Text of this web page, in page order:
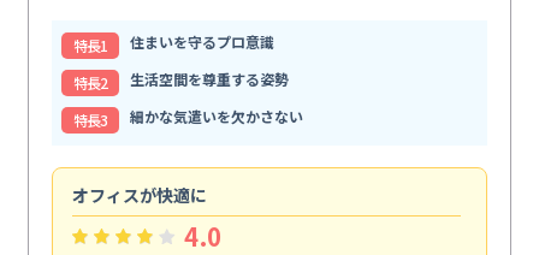
特⻑1
住まいを守るプロ意識
特⻑2
生活空間を尊重する姿勢
特⻑3
細かな気遣いを欠かさない
オフィスが快適に
4.0